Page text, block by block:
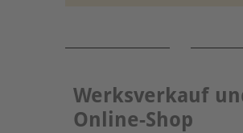
Werksverkauf
Online-Shop